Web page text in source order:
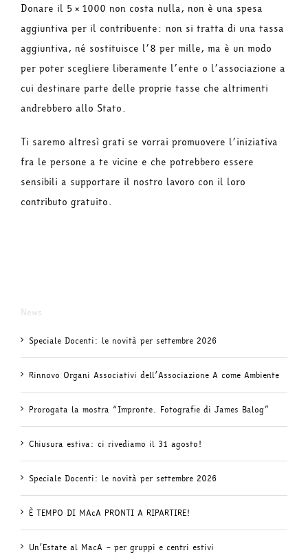
Donare il 5×1000 non costa nulla, non è una spesa
aggiuntiva per il contribuente: non si tratta di una tassa
aggiuntiva, né sostituisce l’8 per mille, ma è un modo
per poter scegliere liberamente l’ente o l’associazione a
cui destinare parte delle proprie tasse che altrimenti
andrebbero allo Stato.
Ti saremo altresì grati se vorrai promuovere l’iniziativa
fra le persone a te vicine e che potrebbero essere
sensibili a supportare il nostro lavoro con il loro
contributo gratuito.
News
Speciale Docenti: le novità per settembre 2026
Rinnovo Organi Associativi dell’Associazione A come Ambiente
Prorogata la mostra “Impronte. Fotografie di James Balog”
Chiusura estiva: ci rivediamo il 31 agosto!
Speciale Docenti: le novità per settembre 2026
È TEMPO DI MAcA PRONTI A RIPARTIRE!
Un’Estate al MacA – per gruppi e centri estivi